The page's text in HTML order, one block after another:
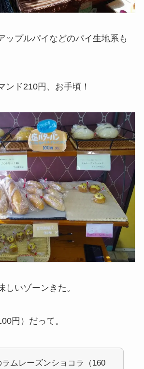
ップルパイなどのパイ生地系も
ンド210円、お手頃！
しいゾーンきた。
円）だって。
ラムレーズンショコラ（160